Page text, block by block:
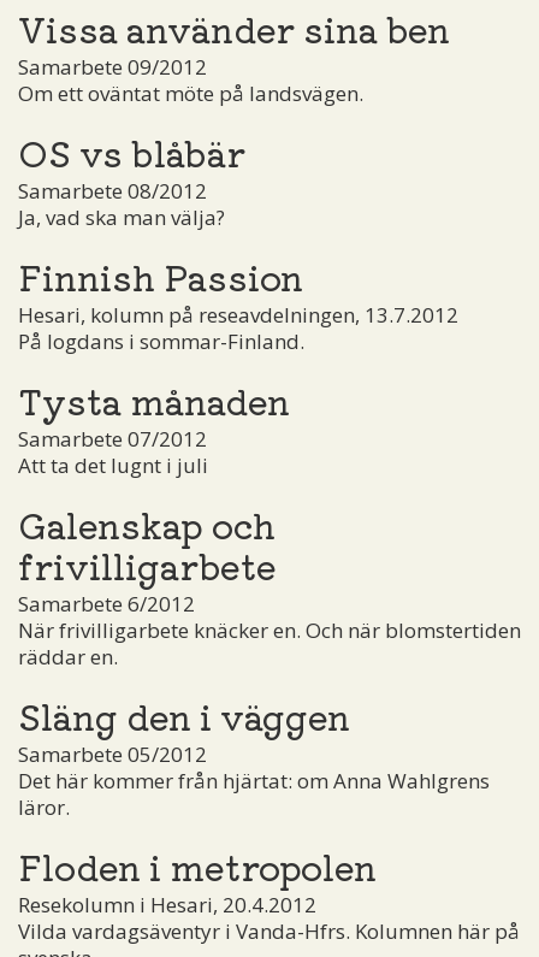
Vissa använder sina ben
Samarbete 09/2012
Om ett oväntat möte på landsvägen.
OS vs blåbär
Samarbete 08/2012
Ja, vad ska man välja?
Finnish Passion
Hesari, kolumn på reseavdelningen, 13.7.2012
På logdans i sommar-Finland.
Tysta månaden
Samarbete 07/2012
Att ta det lugnt i juli
Galenskap och
frivilligarbete
Samarbete 6/2012
När frivilligarbete knäcker en. Och när blomstertiden
räddar en.
Släng den i väggen
Samarbete 05/2012
Det här kommer från hjärtat: om Anna Wahlgrens
läror.
Floden i metropolen
Resekolumn i Hesari, 20.4.2012
Vilda vardagsäventyr i Vanda-Hfrs. Kolumnen här på